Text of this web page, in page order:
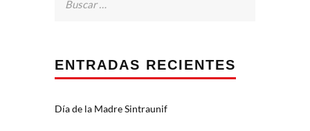
ENTRADAS RECIENTES
Día de la Madre Sintraunif